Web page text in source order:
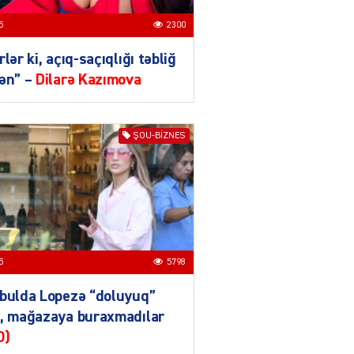
məşhur aktrisanın yeni
qazanc mənbəyi ortaya
çıxdı
Hüseyn Həsənov haqqında
həbs qərarı verildi –
Milyonluq əmlakı müsadirə
olundu
04.08.2026 5497
İlham Əliyev bu rayona yeni
icra başçısı təyin etdi
04.08.2026 4410
2300
ki, açıq-saçıqlığı təbliğ
– Dilarə Kazımova
ŞOU-BIZNES
5798
Lopezə “doluyuq”
mağazaya buraxmadılar